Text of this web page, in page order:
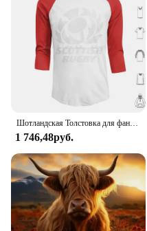
an essential addition
1 746,48руб.